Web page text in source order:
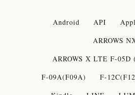
Android API
ARROWS
ARROWS X LTE F-05D
F-09A(F09A)
F-